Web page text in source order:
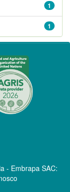
1
1
- Embrapa SAC: